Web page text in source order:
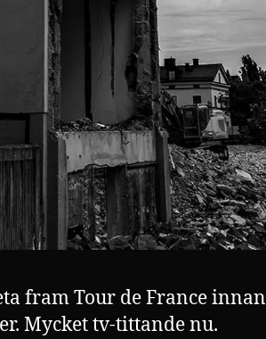
fram Tour de France innan
Mycket tv-tittande nu.